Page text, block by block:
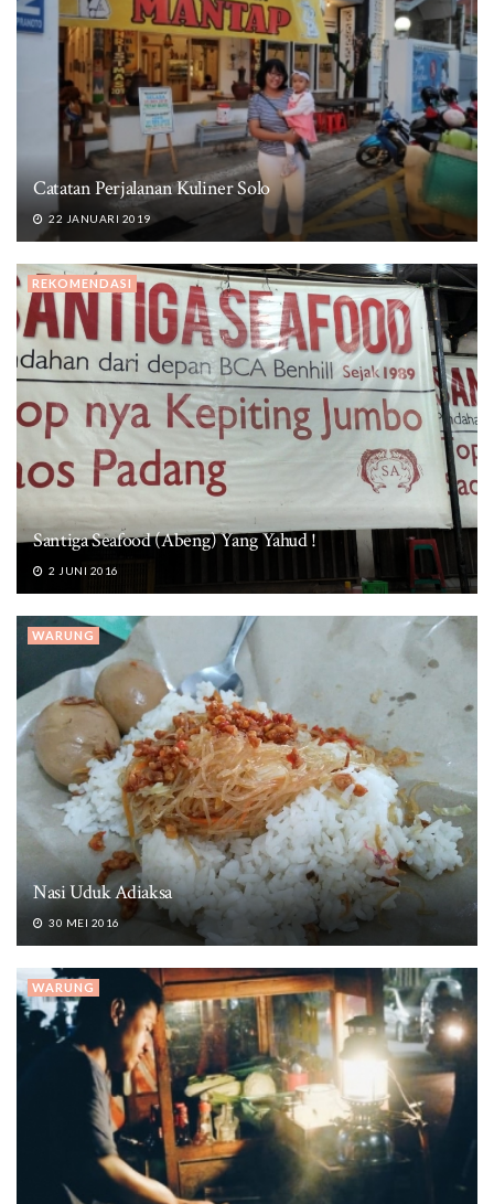
Catatan Perjalanan Kuliner Solo
22 JANUARI 2019
REKOMENDASI
Santiga Seafood (Abeng) Yang Yahud !
2 JUNI 2016
WARUNG
Nasi Uduk Adiaksa
30 MEI 2016
WARUNG